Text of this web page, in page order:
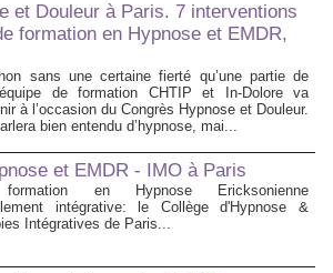
et Douleur à Paris. 7 interventions
formation en Hypnose et EMDR,
sans une certaine fierté qu’une partie de
de formation CHTIP et In-Dolore va
à l’occasion du Congrès Hypnose et Douleur.
bien entendu d’hypnose, mai...
et EMDR - IMO à Paris
en Hypnose Ericksonienne
intégrative: le Collège d'Hypnose &
Intégratives de Paris...